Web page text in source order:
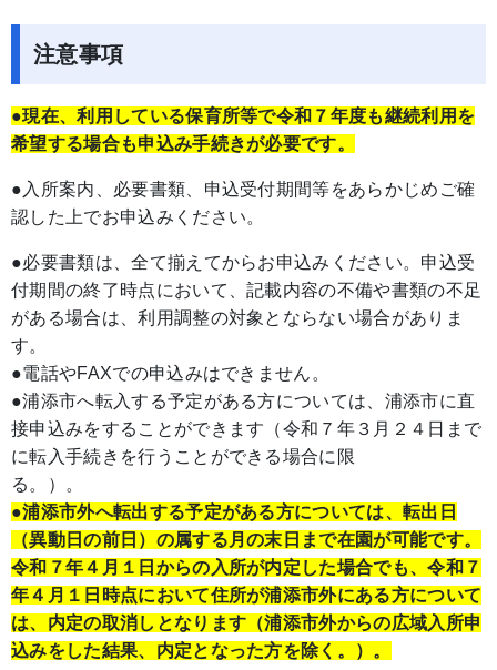
注意事項
●現在、利用している保育所等で令和７年度も継続利用を
希望する場合も申込み手続きが必要です。
●入所案内、必要書類、申込受付期間等をあらかじめご確
認した上でお申込みください。
●必要書類は、全て揃えてからお申込みください。申込受
付期間の終了時点において、記載内容の不備や書類の不足
がある場合は、利用調整の対象とならない場合がありま
す。
●電話やFAXでの申込みはできません。
●浦添市へ転入する予定がある方については、浦添市に直
接申込みをすることができます（令和７年３月２４日まで
に転入手続きを行うことができる場合に限
る。
●浦添市外へ転出する予定がある方については、転出日
（異動日の前日）の属する月の末日まで在園が可能です。
令和７年４月１日からの入所が内定した場合でも、令和７
年４月１日時点において住所が浦添市外にある方について
は、内定の取消しとなります（浦添市外からの広域入所申
込みをした結果、内定となった方を除く。）。